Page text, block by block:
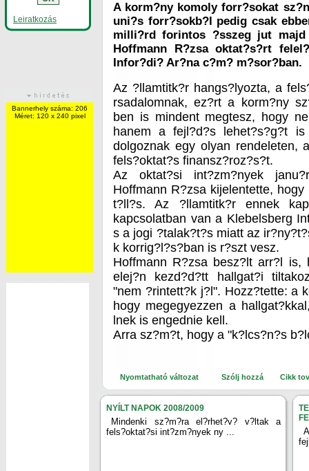
Leiratkozás
Bannerhely száma: 206
Méret: 120 x 240 pixel
A korm?ny komoly forr?sokat
uni?s forr?sokb?l pedig csak
milli?rd forintos ?sszeg jut
Hoffmann R?zsa oktat?s?rt
Infor?di? Ar?na c?m? m?sor?ban.
Az ?llamtitk?r hangs?lyozta, a
rsadalomnak, ez?rt a korm?ny
ben is mindent megtesz, hogy
hanem a fejl?d?s lehet?s?g?t
dolgoznak egy olyan rendeleten,
fels?oktat?s finansz?roz?s?t.
Az oktat?si int?zm?nyek
Hoffmann R?zsa kijelentette,
t?ll?s. Az ?llamtitk?r ennek
kapcsolatban van a Klebelsberg
s a jogi ?talak?t?s miatt az
k korrig?l?s?ban is r?szt vesz.
Hoffmann R?zsa besz?lt arr?l is,
elej?n kezd?d?tt hallgat?i
"nem ?rintett?k j?l". Hozz?tette: a
hogy megegyezzen a
lnek is engednie kell.
Arra sz?m?t, hogy a "k?lcs?n?s
Nyomtatható változat Szólj hozzá Cikk
NYÍLT NAPOK 2008/2009
Mindenki sz?m?ra el?rhet?v? v?ltak a
fels?oktat?si int?zm?nyek ny ...